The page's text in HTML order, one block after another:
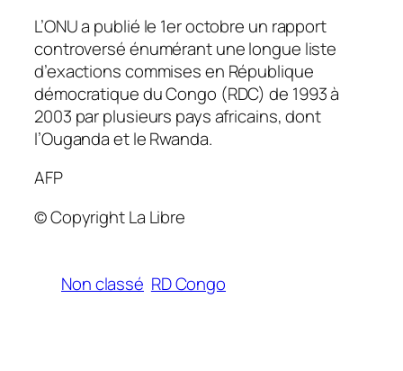
L’ONU a publié le 1er octobre un rapport
controversé énumérant une longue liste
d’exactions commises en République
démocratique du Congo (RDC) de 1993 à
2003 par plusieurs pays africains, dont
l’Ouganda et le Rwanda.
AFP
© Copyright La Libre
Non classé RD Congo